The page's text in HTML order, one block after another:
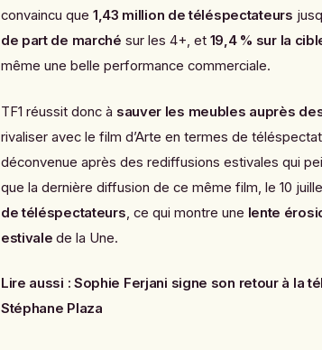
convaincu que 1,43 million de téléspectateurs
de part de marché sur les 4+, et 19,4 % sur la
même une belle performance commerciale.
TF1 réussit donc à sauver les meubles auprès
rivaliser avec le film d’Arte en termes de
déconvenue après des rediffusions estivales qui
que la dernière diffusion de ce même film, le 10
de téléspectateurs, ce qui montre une lente
estivale de la Une.
Lire aussi : Sophie Ferjani signe son retour à la
Stéphane Plaza